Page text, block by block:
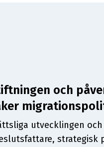
och
utvecklingen
strategisk